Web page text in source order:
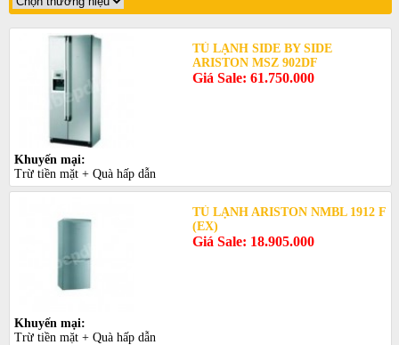
TỦ LẠNH SIDE BY SIDE
ARISTON MSZ 902DF
Giá Sale: 61.750.000
Khuyến mại:
Trừ tiền mặt + Quà hấp dẫn
TỦ LẠNH ARISTON NMBL 1912 F
(EX)
Giá Sale: 18.905.000
Khuyến mại:
Trừ tiền mặt + Quà hấp dẫn